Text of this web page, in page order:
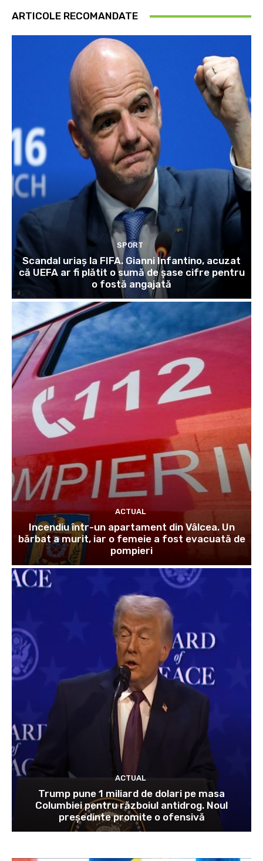
ARTICOLE RECOMANDATE
SPORT
Scandal uriaș la FIFA. Gianni Infantino, acuzat
că UEFA ar fi plătit o sumă de șase cifre pentru
o fostă angajată
ACTUAL
Incendiu într-un apartament din Vâlcea. Un
bărbat a murit, iar o femeie a fost evacuată de
pompieri
ACTUAL
Trump pune 1 miliard de dolari pe masa
Columbiei pentru războiul antidrog. Noul
președinte promite o ofensivă